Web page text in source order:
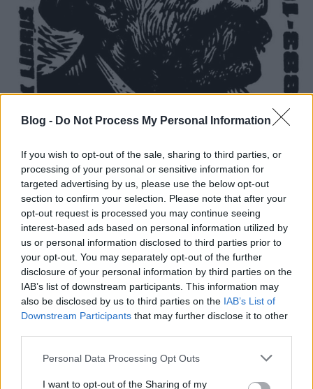
Blog - Do Not Process My Personal Information
If you wish to opt-out of the sale, sharing to third parties, or
processing of your personal or sensitive information for
targeted advertising by us, please use the below opt-out
section to confirm your selection. Please note that after your
opt-out request is processed you may continue seeing
interest-based ads based on personal information utilized by
us or personal information disclosed to third parties prior to
your opt-out. You may separately opt-out of the further
disclosure of your personal information by third parties on the
IAB’s list of downstream participants. This information may
also be disclosed by us to third parties on the IAB’s List of
Downstream Participants that may further disclose it to other
Please note that this website/app uses one or more Google
not limited to your visit or usage behaviour. You may click to
Personal Data Processing Opt Outs
I want to opt-out of the Sharing of my
Kőrösi Lajos és kedvelt
portrémetszője, Varga Nándor Lajos
– Ex libris gyűjtők, gyűjtemények. 50.
rész
Munkák és napok – és kincsek. 116. rész
nemzetikonyvtar•2024. augusztus 06.
Sorozatunk címe Hésziodosz Munkák és napok című
művére utal. Az ókori szerző a földműves kitartó,
gondos munkáját jelenítette meg. Könyvtárunk
kutató munkatársai ehhez hasonló szorgalommal
tárják fel a gyűjtemények mélyén rejlő kincseket.